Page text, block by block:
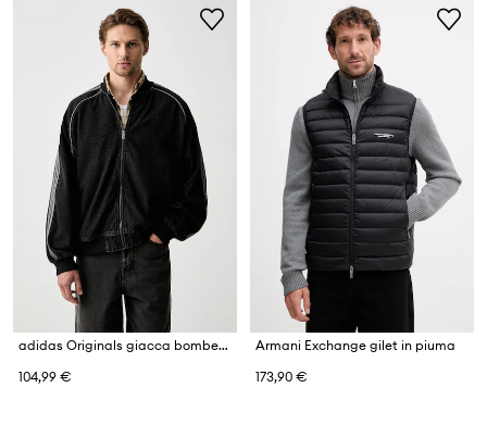
adidas Originals giacca bomber da uomo in jeans Adicolor Denim
104,99 €
Armani Exchange gilet in piuma
173,90 €